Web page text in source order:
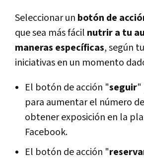
Seleccionar un botón de
que sea más fácil nutrir a tu
maneras específicas, según
iniciativas en un momento
El botón de acción "seguir"
para aumentar el número
obtener exposición en la
Facebook.
El botón de acción "